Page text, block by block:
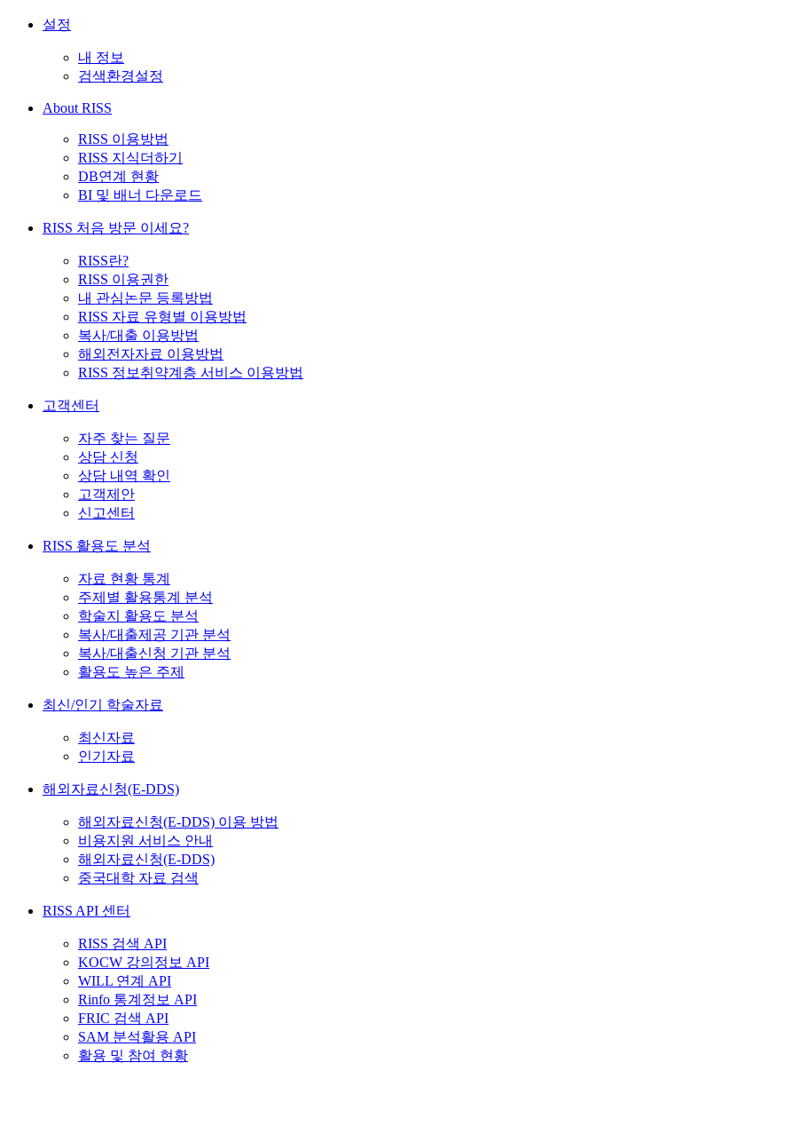
설정
내 정보
검색환경설정
About RISS
RISS 이용방법
RISS 지식더하기
DB연계 현황
BI 및 배너 다운로드
RISS 처음 방문 이세요?
RISS란?
RISS 이용권한
내 관심논문 등록방법
RISS 자료 유형별 이용방법
복사/대출 이용방법
해외전자자료 이용방법
RISS 정보취약계층 서비스 이용방법
고객센터
자주 찾는 질문
상담 신청
상담 내역 확인
고객제안
신고센터
RISS 활용도 분석
자료 현황 통계
주제별 활용통계 분석
학술지 활용도 분석
복사/대출제공 기관 분석
복사/대출신청 기관 분석
활용도 높은 주제
최신/인기 학술자료
최신자료
인기자료
해외자료신청(E-DDS)
해외자료신청(E-DDS) 이용 방법
비용지원 서비스 안내
해외자료신청(E-DDS)
중국대학 자료 검색
RISS API 센터
RISS 검색 API
KOCW 강의정보 API
WILL 연계 API
Rinfo 통계정보 API
FRIC 검색 API
SAM 분석활용 API
활용 및 참여 현황